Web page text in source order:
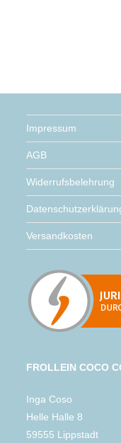
Impressum
AGB
Widerrufsbelehrung
Versandkosten
FROLLEIN COCO
Inga Coso
Helle Halle 8
59555 Lippstadt